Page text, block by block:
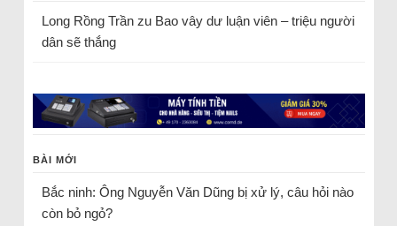
Long Rồng Trầnzu Bao vây dư luận viên – triệu người
dân sẽ thắng
BÀI MỚI
Bắc ninh: Ông Nguyễn Văn Dũng bị xử lý, câu hỏi nào
còn bỏ ngỏ?